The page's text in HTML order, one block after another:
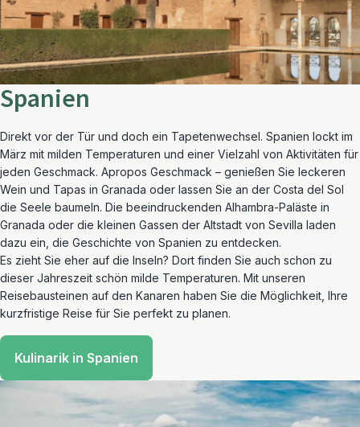
Spanien
Direkt vor der Tür und doch ein Tapetenwechsel. Spanien lockt im
März mit milden Temperaturen und einer Vielzahl von Aktivitäten für
jeden Geschmack. Apropos Geschmack – genießen Sie leckeren
Wein und Tapas in Granada oder lassen Sie an der Costa del Sol
die Seele baumeln. Die beeindruckenden Alhambra-Paläste in
Granada oder die kleinen Gassen der Altstadt von Sevilla laden
dazu ein, die Geschichte von Spanien zu entdecken.
Es zieht Sie eher auf die Inseln? Dort finden Sie auch schon zu
dieser Jahreszeit schön milde Temperaturen. Mit unseren
Reisebausteinen auf den Kanaren haben Sie die Möglichkeit, Ihre
kurzfristige Reise für Sie perfekt zu planen.
Kulinarik in Spanien